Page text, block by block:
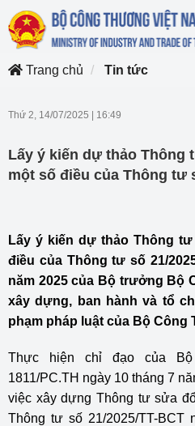
Trang chủ
Tin tức
Thứ 2, 14/07/2025 16:49
Lấy ý kiến dự thảo Thông
một số điều của Thông tư
Lấy ý kiến dự thảo Thông
điều của Thông tư số 21/
năm 2025 của Bộ trưởng Bộ
xây dựng, ban hành và tổ
phạm pháp luật của Bộ Công
Thực hiện chỉ đạo của
1811/PC.TH ngày 10 tháng 7
việc xây dựng Thông tư sửa
Thông tư số 21/2025/TT-BCT